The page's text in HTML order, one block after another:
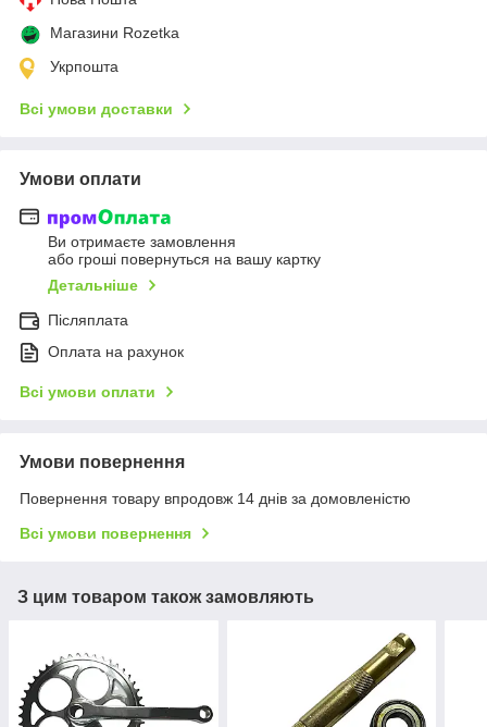
Магазини Rozetka
Укрпошта
Всі умови доставки
Умови оплати
Ви отримаєте замовлення
або гроші повернуться на вашу картку
Детальніше
Післяплата
Оплата на рахунок
Всі умови оплати
Умови повернення
Повернення товару впродовж 14 днів за домовленістю
Всі умови повернення
З цим товаром також замовляють